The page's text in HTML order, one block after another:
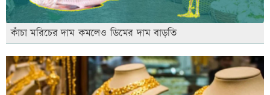
কাঁচা মরিচের দাম কমলেও ডিমের দাম বাড়তি